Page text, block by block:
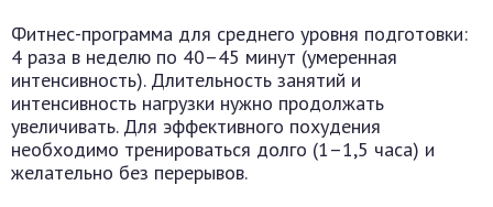
Фитнес-программа для среднего уровня подготовки:
4 раза в неделю по 40–45 минут (умеренная
интенсивность). Длительность занятий и
интенсивность нагрузки нужно продолжать
увеличивать. Для эффективного похудения
необходимо тренироваться долго (1–1,5 часа) и
желательно без перерывов.